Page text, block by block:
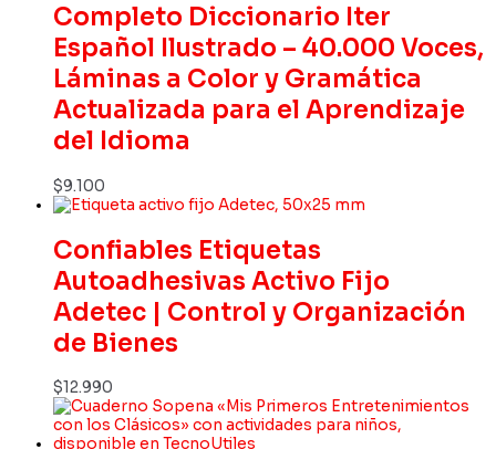
Completo Diccionario Iter
Español Ilustrado – 40.000 Voces,
Láminas a Color y Gramática
Actualizada para el Aprendizaje
del Idioma
$9.100
Confiables Etiquetas
Autoadhesivas Activo Fijo
Adetec | Control y Organización
de Bienes
$12.990